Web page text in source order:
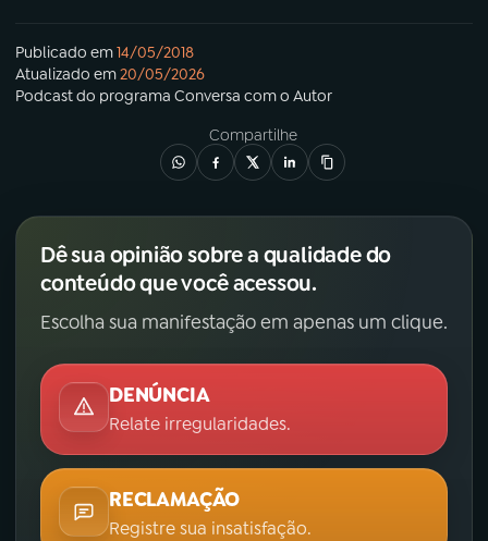
Publicado em14/05/2018
Atualizado em20/05/2026
Podcastdo programa Conversa com o Autor
Compartilhe
Dê sua opinião sobre a qualidade do
conteúdo que você acessou.
Escolha sua manifestação em apenas um clique.
DENÚNCIA
Relate irregularidades.
RECLAMAÇÃO
Registre sua insatisfação.